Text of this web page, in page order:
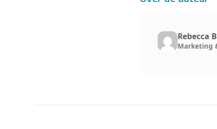
Rebecca
Marketing